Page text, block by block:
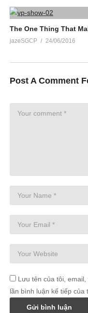
The One Thing That
jazeSGCP 24/06/2016
Post A Comment
Lưu tên của tôi,
lần bình luận kế tiếp của